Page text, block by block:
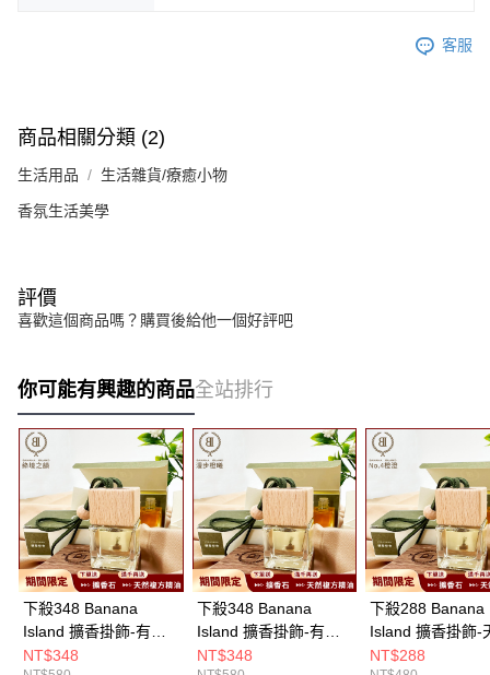
客服
商品相關分類 (2)
生活用品 生活雜貨/療癒小物
香氛生活美學
評價
喜歡這個商品嗎？購買後給他一個好評吧
你可能有興趣的商品全站排行
下殺348 Banana
Island 擴香掛飾-有機
複方精油 綠境之韻/擴
NT$348
下殺348 Banana
Island 擴香掛飾-有機
複方精油 漫步橙曦/擴
NT$348
下殺288 Banana
Island 擴香掛飾-
複方芳療精油
NT$288